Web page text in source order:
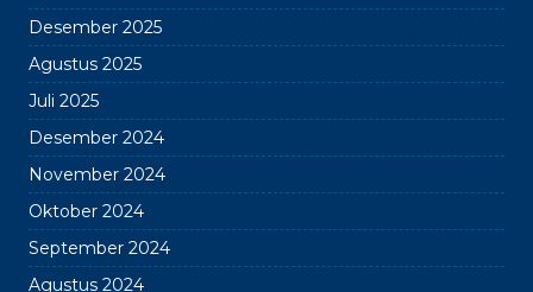
Desember 2025
Agustus 2025
Juli 2025
Desember 2024
November 2024
Oktober 2024
September 2024
Agustus 2024